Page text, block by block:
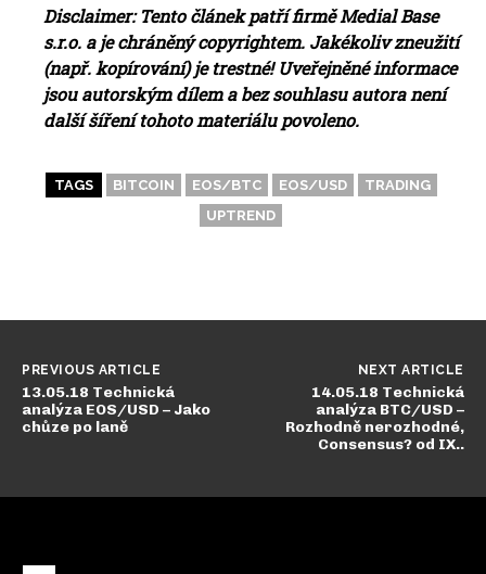
Disclaimer: Tento článek patří firmě Medial Base
s.r.o. a je chráněný copyrightem. Jakékoliv zneužití
(např. kopírování) je trestné!Uveřejněné informace
jsou autorským dílem a bez souhlasu autora není
další šíření tohoto materiálu povoleno.
TAGS BITCOIN EOS/BTC EOS/USD
TRADING
UPTREND
PREVIOUS ARTICLE
13.05.18 Technická
analýza EOS/USD – Jako
chůze po laně
NEXT ARTICLE
14.05.18 Technická
analýza BTC/USD –
Rozhodně nerozhodné,
Consensus? od IX..